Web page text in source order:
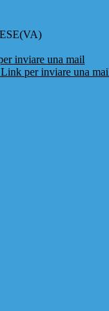
inviare una mail
Link per inviare una